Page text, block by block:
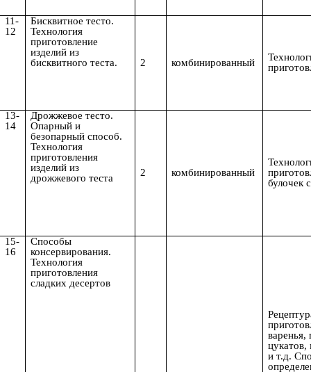
11-
12
Бисквитное тесто.
Технология
приготовление
изделий из
бисквитного теста.
2 комбинированный
13-
14
Дрожжевое тесто.
Опарный и
безопарный способ.
Технология
приготовления
изделий из
дрожжевого теста
2 комбинированный
булочек
15-
16
Способы
консервирования.
Технология
приготовления
сладких десертов
варенья,
цукатов,
и т.д.